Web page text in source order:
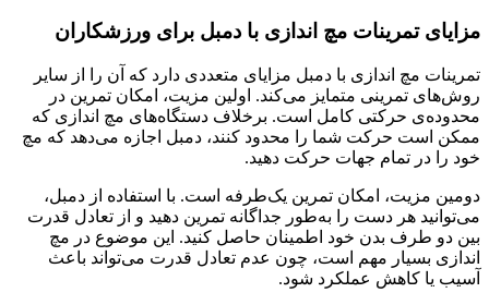
مزایای تمرینات مچ اندازی با دمبل برای ورزشکاران
تمرینات مچ اندازی با دمبل مزایای متعددی دارد که آن را از سایر
روش‌های تمرینی متمایز می‌کند. اولین مزیت، امکان تمرین در
محدوده‌ی حرکتی کامل است. برخلاف دستگاه‌های مچ اندازی که
ممکن است حرکت شما را محدود کنند، دمبل اجازه می‌دهد که مچ
خود را در تمام جهات حرکت دهید.
دومین مزیت، امکان تمرین یک‌طرفه است. با استفاده از دمبل،
می‌توانید هر دست را به‌طور جداگانه تمرین دهید و از تعادل قدرت
بین دو طرف بدن خود اطمینان حاصل کنید. این موضوع در مچ
اندازی بسیار مهم است، چون عدم تعادل قدرت می‌تواند باعث
آسیب یا کاهش عملکرد شود.